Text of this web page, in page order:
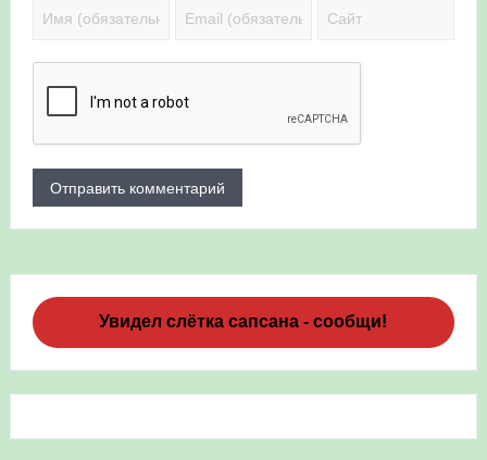
Увидел слётка сапсана - сообщи!